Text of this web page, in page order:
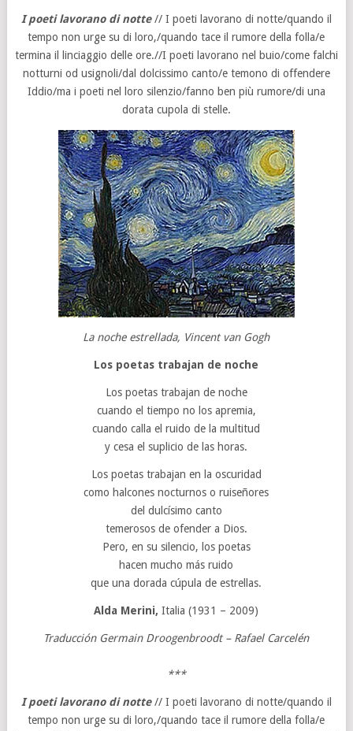
I poeti lavorano di notte// I poeti lavorano di notte/quando il
tempo non urge su di loro,/quando tace il rumore della folla/e
termina il linciaggio delle ore.//I poeti lavorano nel buio/come falchi
notturni od usignoli/dal dolcissimo canto/e temono di offendere
Iddio/ma i poeti nel loro silenzio/fanno ben più rumore/di una
dorata cupola di stelle.
La noche estrellada, Vincent van Gogh
Los poetas trabajan de noche
Los poetas trabajan de noche
cuando el tiempo no los apremia,
cuando calla el ruido de la multitud
y cesa el suplicio de las horas.
Los poetas trabajan en la oscuridad
como halcones nocturnos o ruiseñores
del dulcísimo canto
temerosos de ofender a Dios.
Pero, en su silencio, los poetas
hacen mucho más ruido
que una dorada cúpula de estrellas.
Alda Merini, Italia (1931 – 2009)
Traducción Germain Droogenbroodt – Rafael Carcelén
***
I poeti lavorano di notte// I poeti lavorano di notte/quando il
tempo non urge su di loro,/quando tace il rumore della folla/e